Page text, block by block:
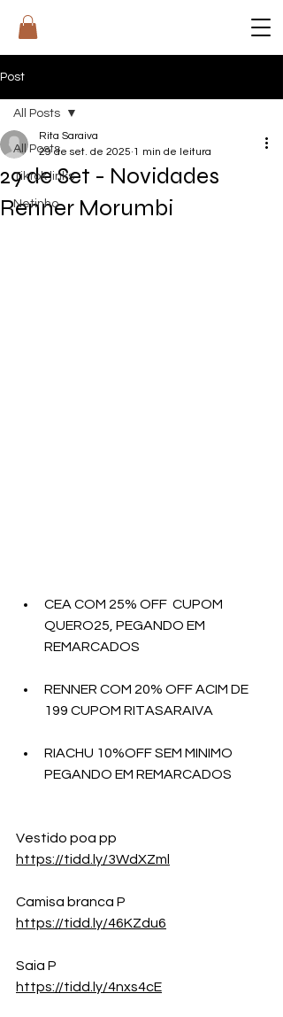
RIT
Post
All Posts
Tiktok links
Netinho
All Posts
29 de Set - Novidades
Renner Morumbi
Rita Saraiva
29 de set. de 2025 1 min de leitura
CEA COM 25% OFF  CUPOM
QUERO25, PEGANDO EM
REMARCADOS
RENNER COM 20% OFF ACIM DE
199 CUPOM RITASARAIVA
RIACHU 10%OFF SEM MINIMO
PEGANDO EM REMARCADOS
Vestido poa pp
https://tidd.ly/3WdXZml
Camisa branca P
https://tidd.ly/46KZdu6
Saia P
https://tidd.ly/4nxs4cE